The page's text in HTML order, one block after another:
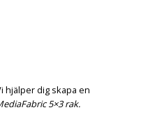
hjälper dig skapa en
5×3 rak.